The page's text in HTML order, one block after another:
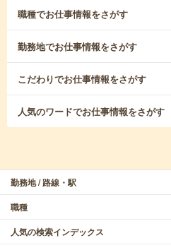
職種でお仕事情報をさがす
勤務地でお仕事情報をさがす
こだわりでお仕事情報をさがす
人気のワードでお仕事情報をさがす
勤務地 / 路線・駅
職種
人気の検索インデックス